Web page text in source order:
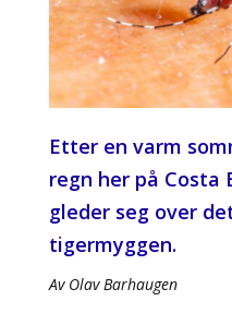
Etter en varm
regn her på Costa
gleder seg over
tigermyggen.
Av Olav Barhaugen